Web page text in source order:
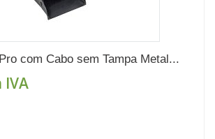
com Cabo sem Tampa Metal...
IVA